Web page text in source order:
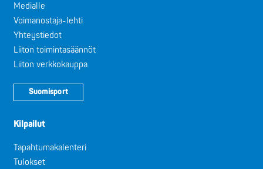
Medialle
Voimanostaja-lehti
Yhteystiedot
Liiton toimintasäännöt
Liiton verkkokauppa
Suomisport
Kilpailut
Tapahtumakalenteri
Tulokset